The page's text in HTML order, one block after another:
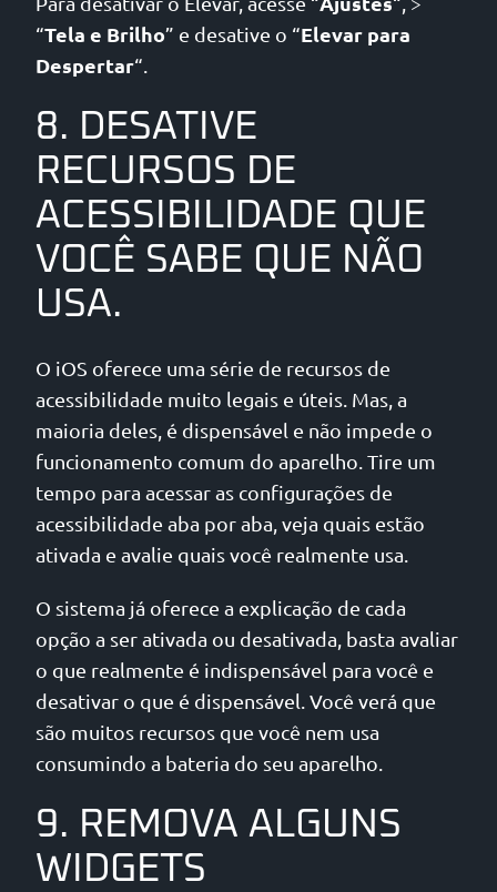
“Tela e Brilho” e desative o “Elevar para
Despertar“.
8. DESATIVE
RECURSOS DE
ACESSIBILIDADE QUE
VOCÊ SABE QUE NÃO
USA.
O iOS oferece uma série de recursos de
acessibilidade muito legais e úteis. Mas, a
maioria deles, é dispensável e não impede o
funcionamento comum do aparelho. Tire um
tempo para acessar as configurações de
acessibilidade aba por aba, veja quais estão
ativada e avalie quais você realmente usa.
O sistema já oferece a explicação de cada
opção a ser ativada ou desativada, basta avaliar
o que realmente é indispensável para você e
desativar o que é dispensável. Você verá que
são muitos recursos que você nem usa
consumindo a bateria do seu aparelho.
9. REMOVA ALGUNS
WIDGETS